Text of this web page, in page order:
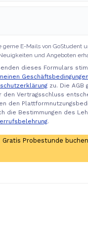
gerne E-Mails von GoStudent
und Angeboten
dieses Formulars
Geschäftsbedingungen
zu. Die AGB
den Vertragsschluss
den
die Bestimmungen des
.